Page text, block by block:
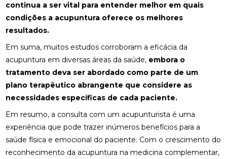
continua a ser vital para entender melhor em quais
condições a acupuntura oferece os melhores
resultados.
Em suma, muitos estudos corroboram a eficácia da
acupuntura em diversas áreas da saúde, embora o
tratamento deva ser abordado como parte de um
plano terapêutico abrangente que considere as
necessidades específicas de cada paciente.
Em resumo, a consulta com um acupunturista é uma
experiência que pode trazer inúmeros benefícios para a
saúde física e emocional do paciente. Com o crescimento do
reconhecimento da acupuntura na medicina complementar,
FISIOTERAPIA NO PÉ MELHORA SUA MOBILIDADE E
CONFORTO
EFICIENTE
FISIOTERAPIA NO PÉ: BENEFÍCIOS E TRATAMENTOS
FISIOTERAPIA OCULAR: BENEFÍCIOS E TÉCNICAS
FISIOTERAPIA OCULAR: BENEFÍCIOS E
TRATAMENTOS PARA A SAÚDE VISUAL
FISIOTERAPIA OCULAR: BENEFÍCIOS E
TRATAMENTOS